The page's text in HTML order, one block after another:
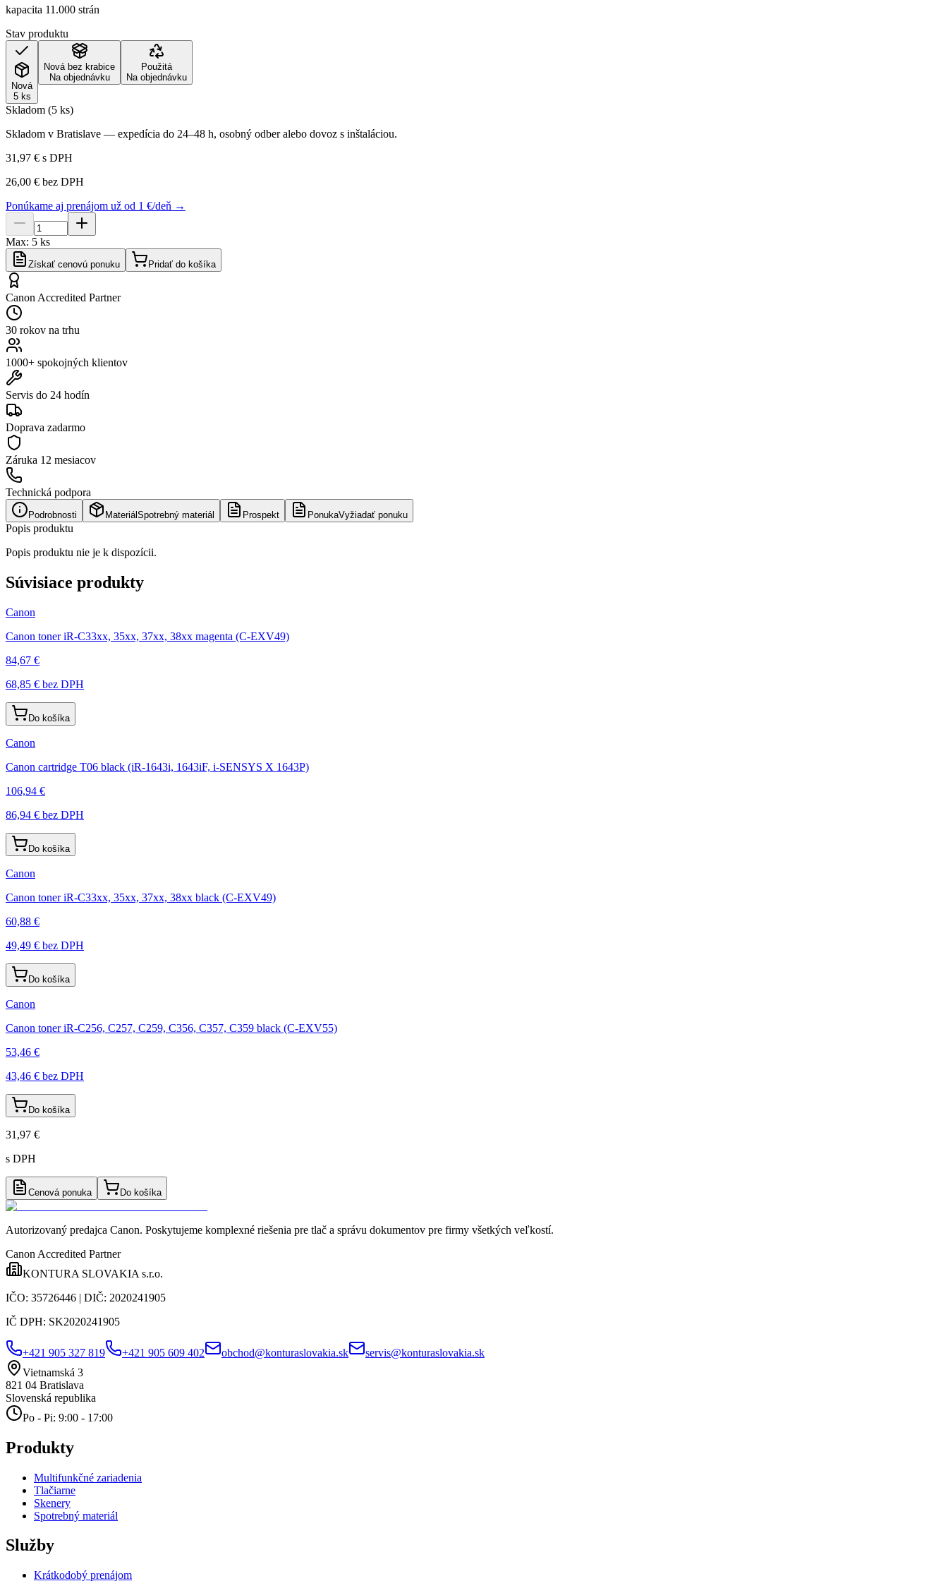
kapacita 11.000 strán
Stav produktu
Nová
5 ks
Nová bez krabice
Na objednávku
Použitá
Na objednávku
Skladom (5 ks)
Skladom v Bratislave — expedícia do 24–48 h, osobný odber alebo dovoz s inštaláciou.
31,97 € s DPH
26,00 € bez DPH
Ponúkame aj prenájom už od 1 €/deň →
Max: 5 ks
Získať cenovú ponuku Pridať do košíka
Canon Accredited Partner
30 rokov na trhu
1000+ spokojných klientov
Servis do 24 hodín
Doprava zadarmo
Záruka 12 mesiacov
Technická podpora
Podrobnosti Materiál Spotrebný materiál Prospekt PonukaVyžiadať ponuku
Popis produktu
Popis produktu nie je k dispozícii.
Súvisiace produkty
Canon
Canon toner iR-C33xx, 35xx, 37xx, 38xx magenta (C-EXV49)
84,67 €
68,85 € bez DPH
Do košíka
Canon
Canon cartridge T06 black (iR-1643i, 1643iF, i-SENSYS X 1643P)
106,94 €
86,94 € bez DPH
Do košíka
Canon
Canon toner iR-C33xx, 35xx, 37xx, 38xx black (C-EXV49)
60,88 €
49,49 € bez DPH
Do košíka
Canon
Canon toner iR-C256, C257, C259, C356, C357, C359 black (C-EXV55)
53,46 €
43,46 € bez DPH
Do košíka
31,97 €
s DPH
Cenová ponuka Do košíka
Autorizovaný predajca Canon. Poskytujeme komplexné riešenia pre tlač a správu dokumentov pre firmy všetkých veľkostí.
Canon Accredited Partner
KONTURA SLOVAKIA s.r.o.
IČO: 35726446 | DIČ: 2020241905
IČ DPH: SK2020241905
+421 905 327 819 +421 905 609 402 obchod@konturaslovakia.sk
servis@konturaslovakia.sk
Vietnamská 3
821 04 Bratislava
Slovenská republika
Po - Pi: 9:00 - 17:00
Produkty
Multifunkčné zariadenia
Tlačiarne
Skenery
Spotrebný materiál
Služby
Krátkodobý prenájom